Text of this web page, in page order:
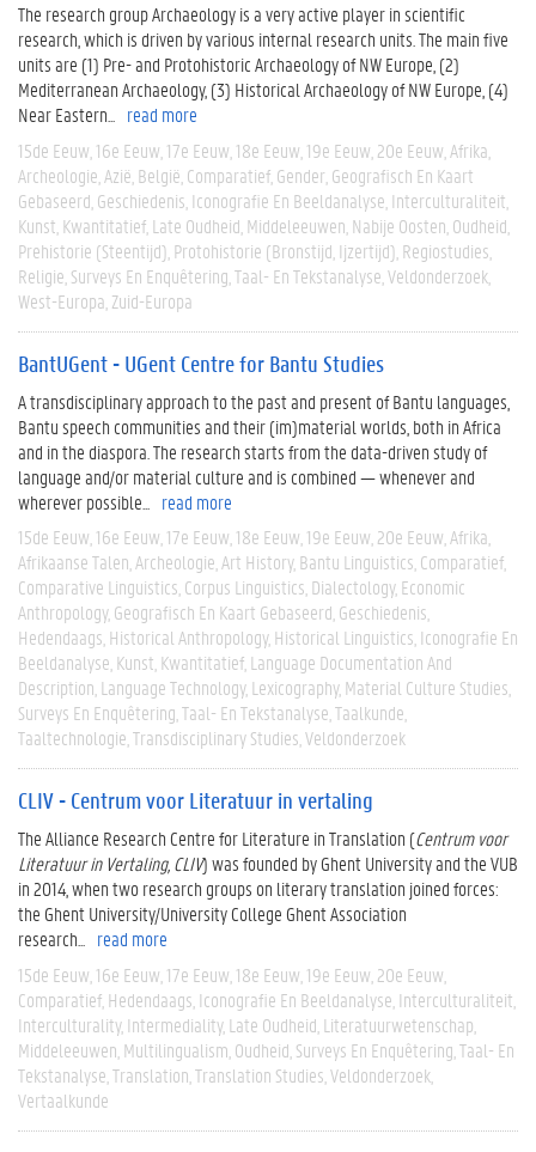
The research group Archaeology is a very active player in scientific
research, which is driven by various internal research units. The main five
units are (1) Pre- and Protohistoric Archaeology of NW Europe, (2)
Mediterranean Archaeology, (3) Historical Archaeology of NW Europe, (4)
Near Eastern...
read more
15de Eeuw 16e Eeuw 17e Eeuw 18e Eeuw 19e Eeuw 20e Eeuw Afrika
Archeologie Azië België Comparatief Gender Geografisch En Kaart
Gebaseerd Geschiedenis Iconografie En Beeldanalyse Interculturaliteit
Kunst Kwantitatief Late Oudheid Middeleeuwen Nabije Oosten Oudheid
Prehistorie (steentijd) Protohistorie (bronstijd, Ijzertijd) Regiostudies
Religie Surveys En Enquêtering Taal- En Tekstanalyse Veldonderzoek
West-Europa Zuid-Europa
BantUGent - UGent Centre for Bantu Studies
A transdisciplinary approach to the past and present of Bantu languages,
Bantu speech communities and their (im)material worlds, both in Africa
and in the diaspora. The research starts from the data-driven study of
language and/or material culture and is combined — whenever and
wherever possible...
read more
15de Eeuw 16e Eeuw 17e Eeuw 18e Eeuw 19e Eeuw 20e Eeuw Afrika
Afrikaanse Talen Archeologie Art History Bantu Linguistics Comparatief
Comparative Linguistics Corpus Linguistics Dialectology Economic
Anthropology Geografisch En Kaart Gebaseerd Geschiedenis
Hedendaags Historical Anthropology Historical Linguistics Iconografie En
Beeldanalyse Kunst Kwantitatief Language Documentation And
Description Language Technology Lexicography Material Culture Studies
Surveys En Enquêtering Taal- En Tekstanalyse Taalkunde
Taaltechnologie Transdisciplinary Studies Veldonderzoek
CLIV - Centrum voor Literatuur in vertaling
The Alliance Research Centre for Literature in Translation (Centrum voor
Literatuur in Vertaling, CLIV) was founded by Ghent University and the VUB
in 2014, when two research groups on literary translation joined forces:
the Ghent University/University College Ghent Association
research...
read more
15de Eeuw 16e Eeuw 17e Eeuw 18e Eeuw 19e Eeuw 20e Eeuw
Comparatief Hedendaags Iconografie En Beeldanalyse Interculturaliteit
Interculturality Intermediality Late Oudheid Literatuurwetenschap
Middeleeuwen Multilingualism Oudheid Surveys En Enquêtering Taal- En
Tekstanalyse Translation Translation Studies Veldonderzoek
Vertaalkunde